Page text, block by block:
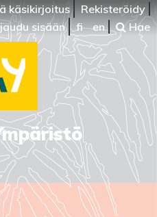
käsikirjoitus
Rekisteröidy
sisään
fi en Hae